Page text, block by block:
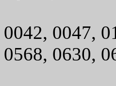
0042, 0047,
0568, 0630,